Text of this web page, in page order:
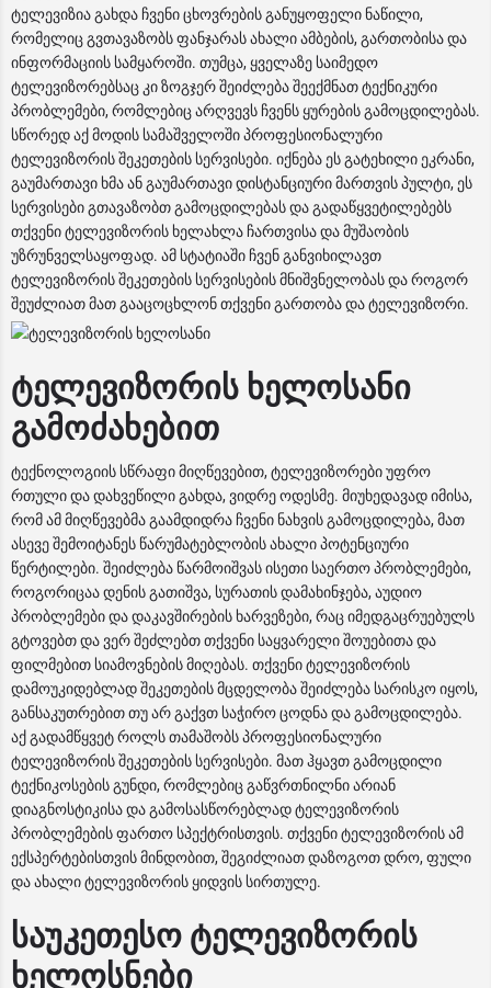
ტელევიზია გახდა ჩვენი ცხოვრების განუყოფელი ნაწილი,
რომელიც გვთავაზობს ფანჯარას ახალი ამბების, გართობისა და
ინფორმაციის სამყაროში. თუმცა, ყველაზე საიმედო
ტელევიზორებსაც კი ზოგჯერ შეიძლება შეექმნათ ტექნიკური
პრობლემები, რომლებიც არღვევს ჩვენს ყურების გამოცდილებას.
სწორედ აქ მოდის სამაშველოში პროფესიონალური
ტელევიზორის შეკეთების სერვისები. იქნება ეს გატეხილი ეკრანი,
გაუმართავი ხმა ან გაუმართავი დისტანციური მართვის პულტი, ეს
სერვისები გთავაზობთ გამოცდილებას და გადაწყვეტილებებს
თქვენი ტელევიზორის ხელახლა ჩართვისა და მუშაობის
უზრუნველსაყოფად. ამ სტატიაში ჩვენ განვიხილავთ
ტელევიზორის შეკეთების სერვისების მნიშვნელობას და როგორ
შეუძლიათ მათ გააცოცხლონ თქვენი გართობა და ტელევიზორი.
ტელევიზორის ხელოსანი
გამოძახებით
ტექნოლოგიის სწრაფი მიღწევებით, ტელევიზორები უფრო
რთული და დახვეწილი გახდა, ვიდრე ოდესმე. მიუხედავად იმისა,
რომ ამ მიღწევებმა გაამდიდრა ჩვენი ნახვის გამოცდილება, მათ
ასევე შემოიტანეს წარუმატებლობის ახალი პოტენციური
წერტილები. შეიძლება წარმოიშვას ისეთი საერთო პრობლემები,
როგორიცაა დენის გათიშვა, სურათის დამახინჯება, აუდიო
პრობლემები და დაკავშირების ხარვეზები, რაც იმედგაცრუებულს
გტოვებთ და ვერ შეძლებთ თქვენი საყვარელი შოუებითა და
ფილმებით სიამოვნების მიღებას. თქვენი ტელევიზორის
დამოუკიდებლად შეკეთების მცდელობა შეიძლება სარისკო იყოს,
განსაკუთრებით თუ არ გაქვთ საჭირო ცოდნა და გამოცდილება.
აქ გადამწყვეტ როლს თამაშობს პროფესიონალური
ტელევიზორის შეკეთების სერვისები. მათ ჰყავთ გამოცდილი
ტექნიკოსების გუნდი, რომლებიც გაწვრთნილნი არიან
დიაგნოსტიკისა და გამოსასწორებლად ტელევიზორის
პრობლემების ფართო სპექტრისთვის. თქვენი ტელევიზორის ამ
ექსპერტებისთვის მინდობით, შეგიძლიათ დაზოგოთ დრო, ფული
და ახალი ტელევიზორის ყიდვის სირთულე.
საუკეთესო ტელევიზორის
ხელოსნები